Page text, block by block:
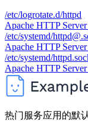
/etc/logrotate.d/httpd
Apache HTTP
/etc/systemd/
Apache HTTP
/etc/systemd/
Apache HTTP
热门服务应用的默